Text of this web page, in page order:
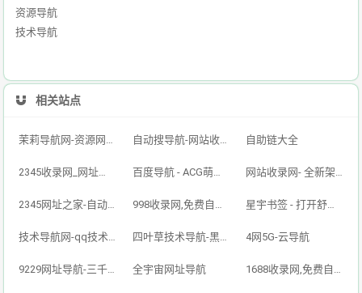
资源导航
技术导航
相关站点
茉莉导航网-资源网址导航,汇集各大资源网,全网优质技术教程网 自动搜导航-网站收录-自动收录网-网址收录-自动秒收录 自助链大全
2345收录网_网址导航_免费收录网站_自动收录网_秒收录 百度导航 - ACG萌次元丨ACG导航网丨二次元导航丨资源网导航丨福利网址导航 - BaiDu导航 网站收录网- 全新架构自动秒收录网址导航，实现自主提交，自动化收录，打造百万网址库
2345网址之家-自动秒收录,好网址导航 998收录网,免费自动秒收录网址,提供自动收录,网站导航大全源码,自动链,友情链接交换。 星宇书签 - 打开舒适旅程，畅享资源之旅
技术导航网-qq技术导航网-专注网址收录研究 四叶草技术导航-黑科技,资源导航,云端,QQ技术导航网分享网络精品资源平台,多开,云端,网站源码,QQ技术,教程网,小刀娱乐网 4网5G-云导航
9229网址导航-三千万网民的首选（已创建12年） 全宇宙网址导航 1688收录网,免费自动秒收录网址,提供自动收录,网站导航大全源码,自动链,友情链接交换。